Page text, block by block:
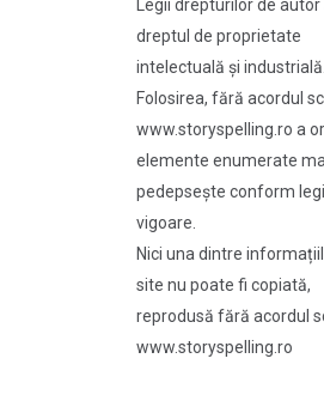
Legii drepturilor de
dreptul de proprietate
intelectuală și industrială.
Folosirea, fără acordul
www.storyspelling.ro a
elemente enumerate
pedepsește conform
vigoare.
Nici una dintre
site nu poate fi copiată,
reprodusă fără acordul
www.storyspelling.ro